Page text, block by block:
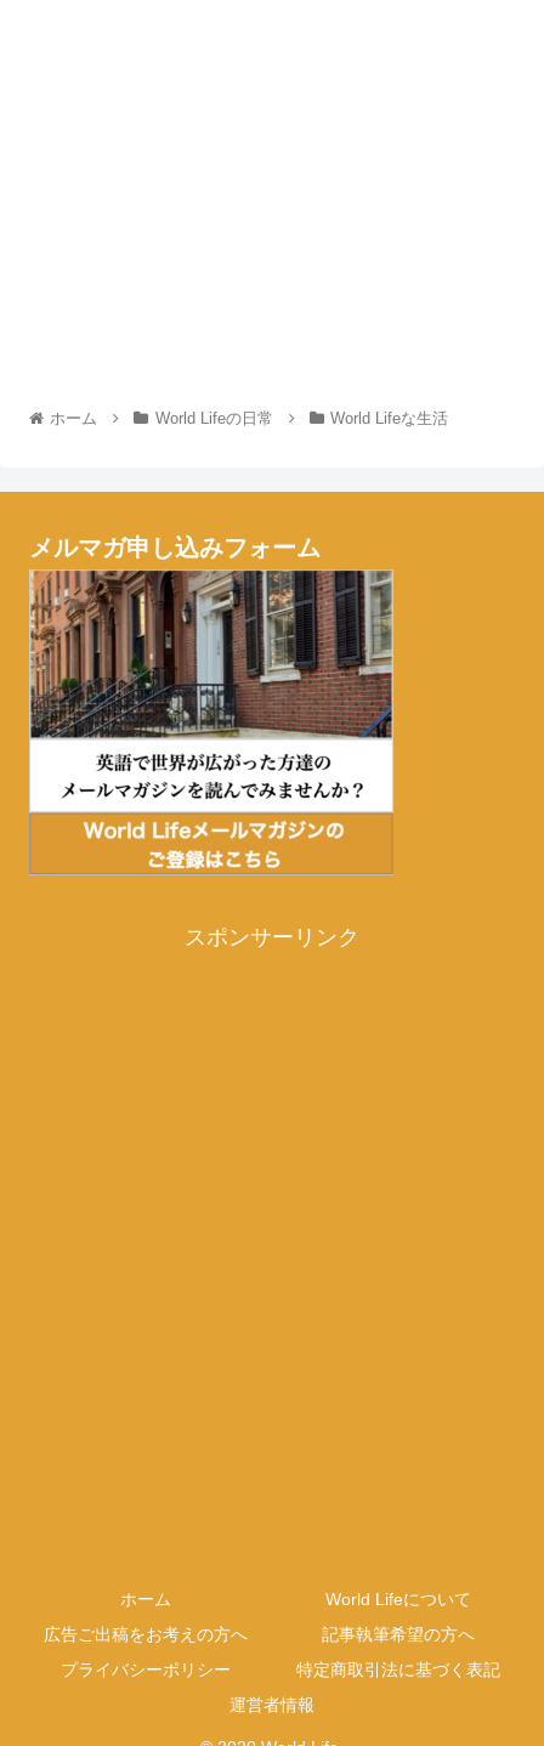
ホーム World Lifeの日常 World Lifeな生活
メルマガ申し込みフォーム
スポンサーリンク
ホーム
World Lifeについて
広告ご出稿をお考えの方へ
記事執筆希望の方へ
プライバシーポリシー
特定商取引法に基づく表記
運営者情報